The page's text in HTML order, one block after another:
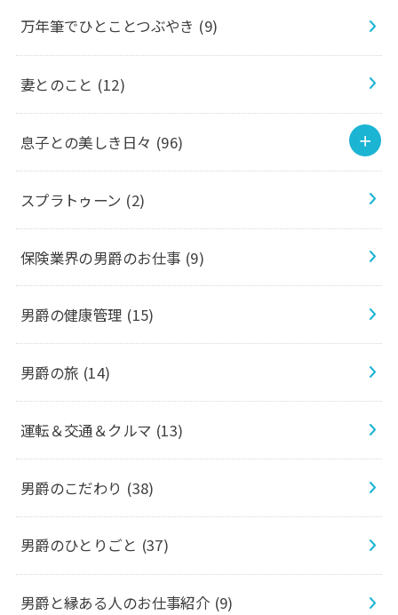
万年筆でひとことつぶやき (9)
妻とのこと (12)
息子との美しき日々 (96)
スプラトゥーン (2)
保険業界の男爵のお仕事 (9)
男爵の健康管理 (15)
男爵の旅 (14)
運転＆交通＆クルマ (13)
男爵のこだわり (38)
男爵のひとりごと (37)
男爵と縁ある人のお仕事紹介 (9)